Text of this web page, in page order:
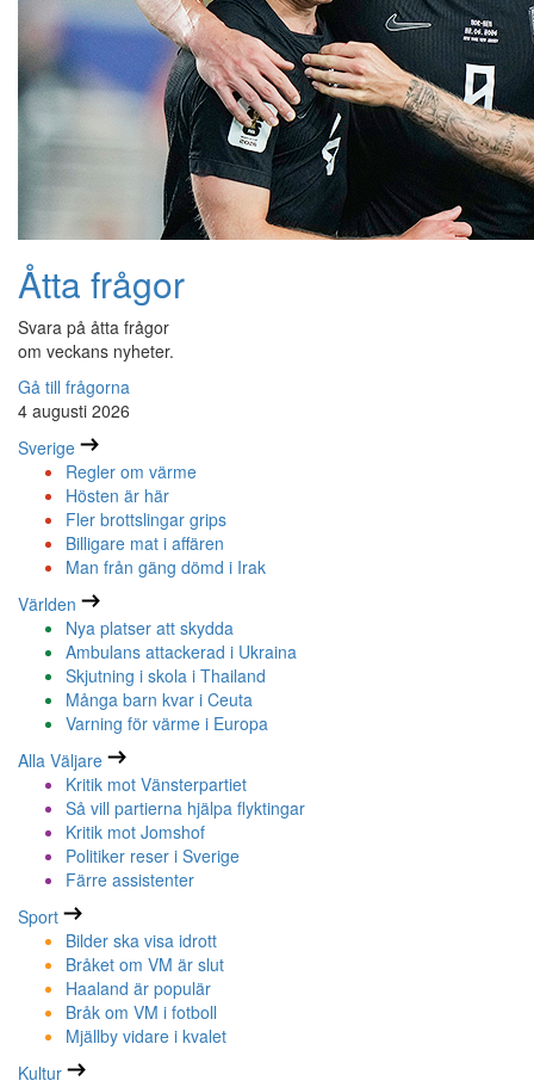
Åtta frågor
Svara på åtta frågor
om veckans nyheter.
Gå till frågorna
4 augusti 2026
Sverige
Regler om värme
Hösten är här
Fler brottslingar grips
Billigare mat i affären
Man från gäng dömd i Irak
Världen
Nya platser att skydda
Ambulans attackerad i Ukraina
Skjutning i skola i Thailand
Många barn kvar i Ceuta
Varning för värme i Europa
Alla Väljare
Kritik mot Vänsterpartiet
Så vill partierna hjälpa flyktingar
Kritik mot Jomshof
Politiker reser i Sverige
Färre assistenter
Sport
Bilder ska visa idrott
Bråket om VM är slut
Haaland är populär
Bråk om VM i fotboll
Mjällby vidare i kvalet
Kultur